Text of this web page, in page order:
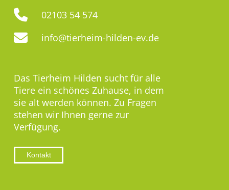
02103 54 574
info@tierheim-hilden-ev.de
Das Tierheim Hilden sucht für alle
Tiere ein schönes Zuhause, in dem
sie alt werden können. Zu Fragen
stehen wir Ihnen gerne zur
Verfügung.
Kontakt